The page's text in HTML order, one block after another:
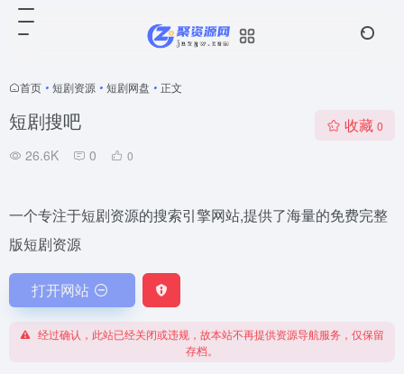
首页 • 短剧资源 • 短剧网盘 • 正文
短剧搜吧
26.6K 0 0
收藏 0
一个专注于短剧资源的搜索引擎网站,提供了海量的免费完整
版短剧资源
打开网站
经过确认，此站已经关闭或违规，故本站不再提供资源导航服务，仅保留
存档。